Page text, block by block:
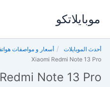
المحتوى
موبايلاتكو
أحدث الموبايلات
أسعار و مواصفات
Xiaomi Redmi Note 13 Pro
Note 13 Pro